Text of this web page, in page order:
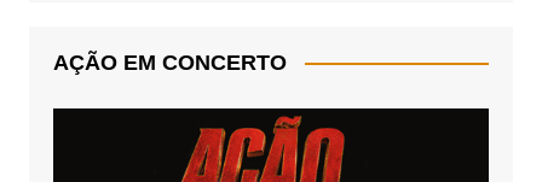
AÇÃO EM CONCERTO